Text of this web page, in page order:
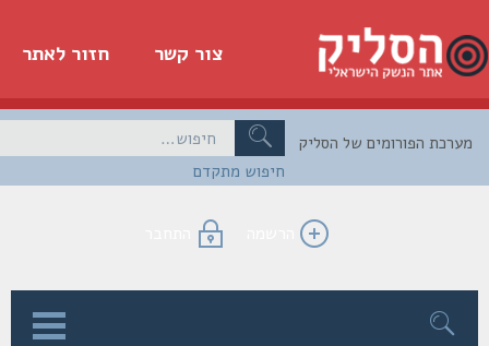
חזור לאתר צור קשר
חיפוש מתקדם
הפורומים של הסליק
הרשמה התחבר